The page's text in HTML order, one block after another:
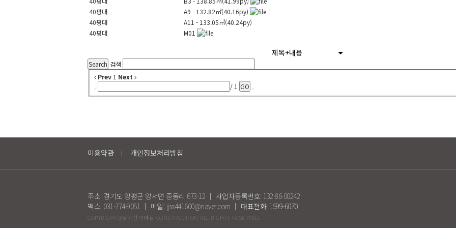
40평대
A9 - 132.82㎡(40.16py)
40평대
A11 - 133.05㎡(40.24py)
40평대
M01
Search 검색
제목+내용
Prev 1 Next
/ 1 GO
이용약관 개인정보처리방침
주소: 경기도 양평군 양서면 증동리 673-12 ｜ 사업자등록번호: 132-86-00242
팩스: 031-774-9051 ｜ 메일: jjss441600@naver.com ｜ 대표전화: 1599-6070
COPYRIGHT@청계산의아침 CONSTRUCTION ALL RIGHTS RESERVED.